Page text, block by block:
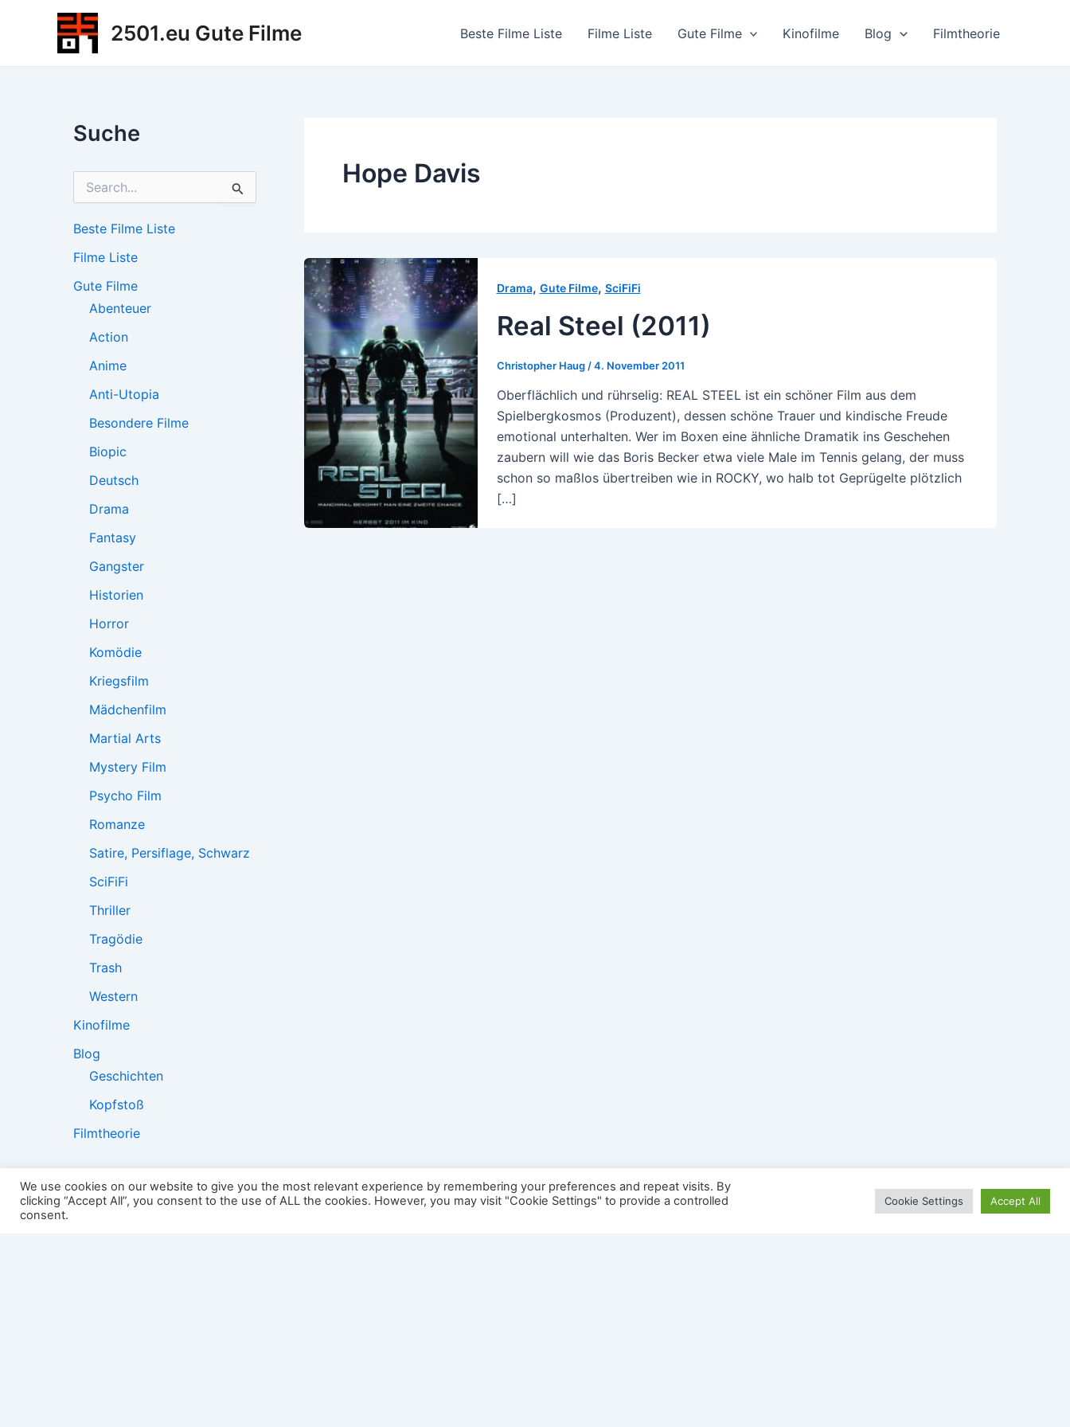
2501.eu Gute Filme Beste Filme Liste Filme Liste Gute Filme Kinofilme Blog Filmtheorie
Suche
h
n
a
Beste Filme Liste
Filme Liste
Gute Filme
Abenteuer
Action
Anime
Anti-Utopia
Besondere Filme
Biopic
Deutsch
Drama
Fantasy
Gangster
Historien
Horror
Komödie
Kriegsfilm
Mädchenfilm
Martial Arts
Mystery Film
Psycho Film
Romanze
Satire, Persiflage, Schwarz
SciFiFi
Thriller
Tragödie
Trash
Western
Kinofilme
Blog
Geschichten
Kopfstoß
Filmtheorie
Hope Davis
Drama, Gute Filme, SciFiFi
Real Steel (2011)
Christopher Haug /4. November 2011
Oberflächlich und rührselig: REAL STEEL ist ein schöner Film aus dem
Spielbergkosmos (Produzent), dessen schöne Trauer und kindische Freude
emotional unterhalten. Wer im Boxen eine ähnliche Dramatik ins Geschehen
zaubern will wie das Boris Becker etwa viele Male im Tennis gelang, der muss
schon so maßlos übertreiben wie in ROCKY, wo halb tot Geprügelte plötzlich
[…]
2501:
We use cookies on our website to give you the most relevant experience by remembering your preferences and repeat visits. By
clicking “Accept All”, you consent to the use of ALL the cookies. However, you may visit "Cookie Settings" to provide a controlled
consent.
Cookie Settings Accept All